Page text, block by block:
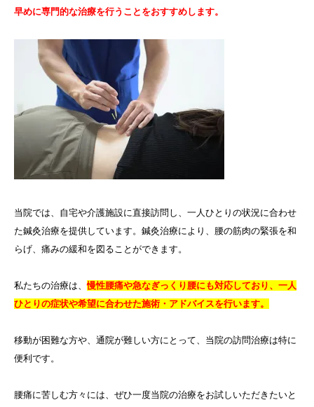
早めに専門的な治療を行うことをおすすめします。
当院では、自宅や介護施設に直接訪問し、一人ひとりの状況に合わせ
た鍼灸治療を提供しています。鍼灸治療により、腰の筋肉の緊張を和
らげ、痛みの緩和を図ることができます。
私たちの治療は、慢性腰痛や急なぎっくり腰にも対応しており、一人
ひとりの症状や希望に合わせた施術・アドバイスを行います。
移動が困難な方や、通院が難しい方にとって、当院の訪問治療は特に
便利です。
腰痛に苦しむ方々には、ぜひ一度当院の治療をお試しいただきたいと